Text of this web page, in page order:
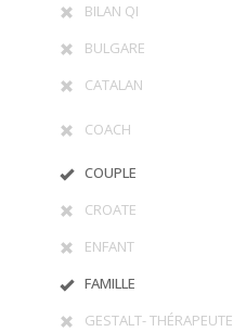
BILAN QI
BULGARE
CATALAN
COACH
COUPLE
CROATE
ENFANT
FAMILLE
GESTALT- THÉRAPEUTE